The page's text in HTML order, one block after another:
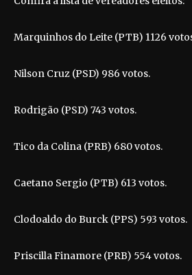
Marquinhos do Leite (PTB) 1126
Nilson Cruz (PSD) 986 votos.
Rodrigão (PSD) 743 votos.
Tico da Colina (PRB) 680 votos.
Caetano Sergio (PTB) 613 votos.
Clodoaldo do Burck (PPS) 593 votos.
Priscilla Finamore (PRB) 554 votos.